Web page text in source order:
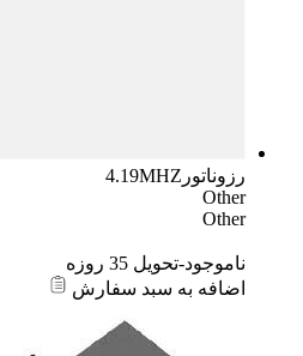
رزوناتور4.19MHZ
Other
Other
ناموجود-تحویل 35 روزه
اضافه به سبد سفارش